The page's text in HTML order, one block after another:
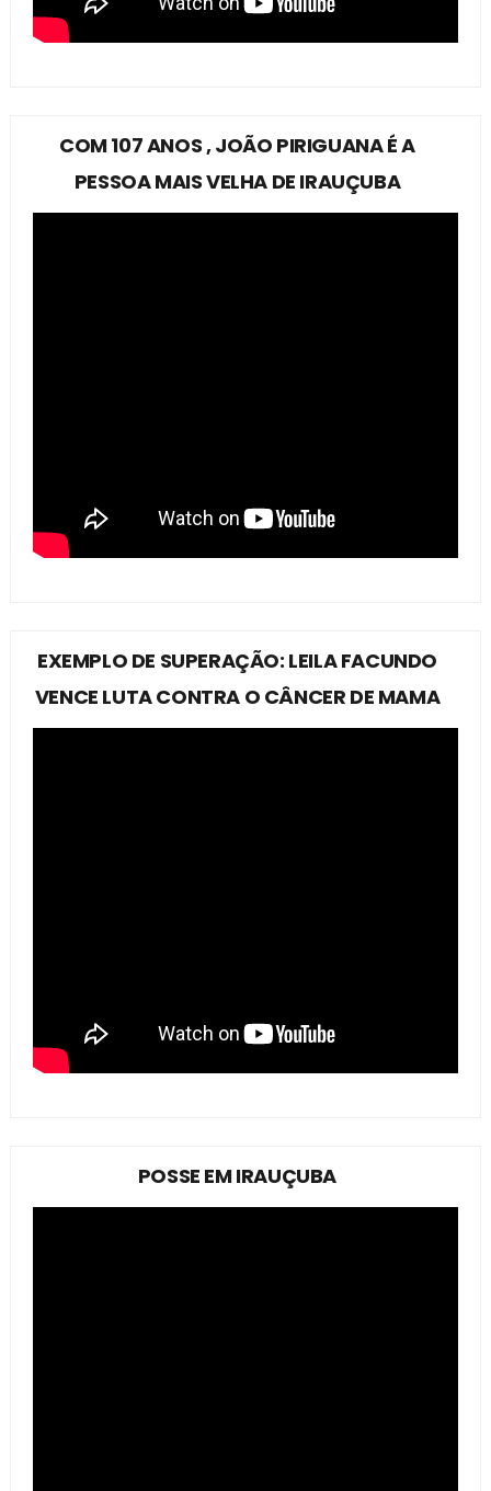
COM 107 ANOS , JOÃO PIRIGUANA É A
PESSOA MAIS VELHA DE IRAUÇUBA
EXEMPLO DE SUPERAÇÃO: LEILA FACUNDO
VENCE LUTA CONTRA O CÂNCER DE MAMA
POSSE EM IRAUÇUBA